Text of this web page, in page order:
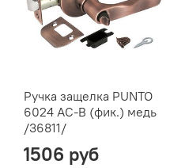
Ручка защелка PUNTO
6024 AC-B (фик.) медь
/36811/
1506 руб